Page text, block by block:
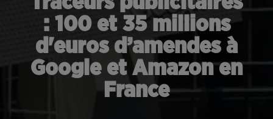
: 100 et 35 millions
d'euros d’amendes à
Google et Amazon en
France